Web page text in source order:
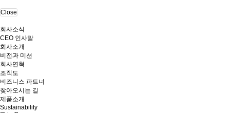
Close
회사소식
CEO 인사말
회사소개
비전과 미션
회사연혁
조직도
비즈니스 파트너
찾아오시는 길
제품소개
Sustainability